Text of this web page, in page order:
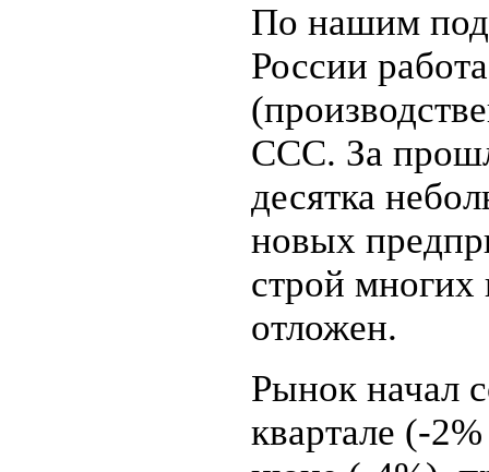
По нашим
России
ССС. За
десятка
новых
строй
отложен.
Рынок начал
квартале (-